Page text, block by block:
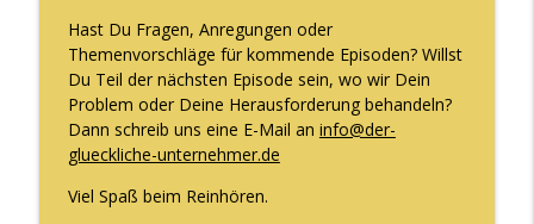
Deinem Herzensweg
Der Glückliche Unternehmer Podcast
Episode 198 - Meine Aufgaben machen
mich fertig
Der Glückliche Unternehmer Podcast
Hast Du Fragen, Anregungen oder
Themenvorschläge für kommende Episoden? Willst
Du Teil der nächsten Episode sein, wo wir Dein
Problem oder Deine Herausforderung behandeln?
Dann schreib uns eine E-Mail an info@der-
glueckliche-unternehmer.de
Viel Spaß beim Reinhören.